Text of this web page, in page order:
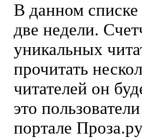
В данном списке
две недели.
уникальных
прочитать
читателей он
это
портале